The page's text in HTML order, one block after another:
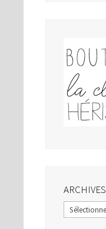
ARCHIVES
Archives